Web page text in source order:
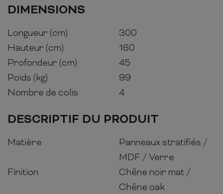
DIMENSIONS
Longueur (cm)
300
Hauteur (cm)
160
Profondeur (cm)
45
Poids (kg)
99
Nombre de colis
4
DESCRIPTIF DU PRODUIT
Matière
Panneaux stratifiés /
MDF / Verre
Finition
Chêne noir mat /
Chêne oak